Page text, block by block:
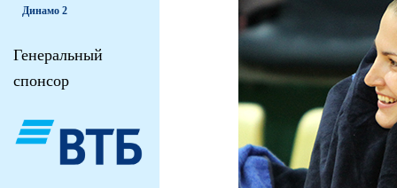
Динамо 2
Генеральный
спонсор